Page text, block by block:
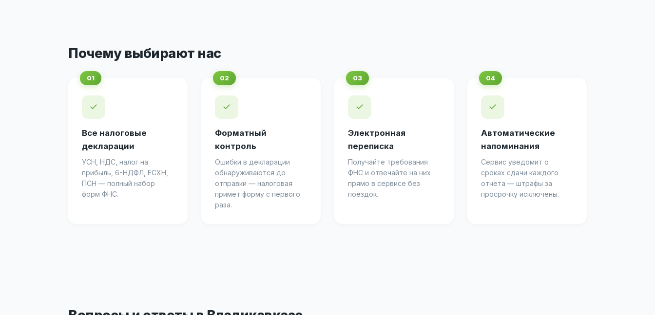
Почему выбирают нас
✓
Все налоговые
декларации
УСН, НДС, налог на
прибыль, 6-НДФЛ, ЕСХН,
ПСН — полный набор
форм ФНС.
✓
Форматный
контроль
Ошибки в декларации
обнаруживаются до
отправки — налоговая
примет форму с первого
раза.
✓
Электронная
переписка
Получайте требования
ФНС и отвечайте на них
прямо в сервисе без
поездок.
✓
Автоматические
напоминания
Сервис уведомит о
сроках сдачи каждого
отчёта — штрафы за
просрочку исключены.